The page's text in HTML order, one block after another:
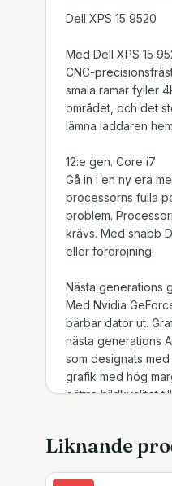
Dell XPS 15 9520
Med Dell XPS 15
CNC-
smala ramar fyller
området, och det
lämna laddaren
12:e gen. Core i7
Gå in i en ny era
processorns fulla
problem.
krävs. Med snabb
eller fördröjning.
Nästa generations
Med Nvidia
bärbar dator ut.
nästa generations
som designats
grafik med hög
bättre bildkvalitet
16:10 InfinityEdge
Liknande